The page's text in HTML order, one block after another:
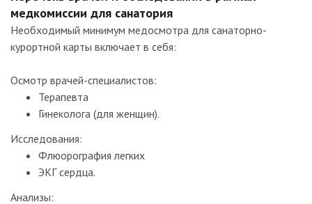
медкомиссии для санатория
Необходимый минимум медосмотра для санаторно-
курортной карты включает в себя:
Осмотр врачей-специалистов:
Терапевта
Гинеколога (для женщин).
Исследования:
Флюорография легких
ЭКГ сердца.
Анализы: